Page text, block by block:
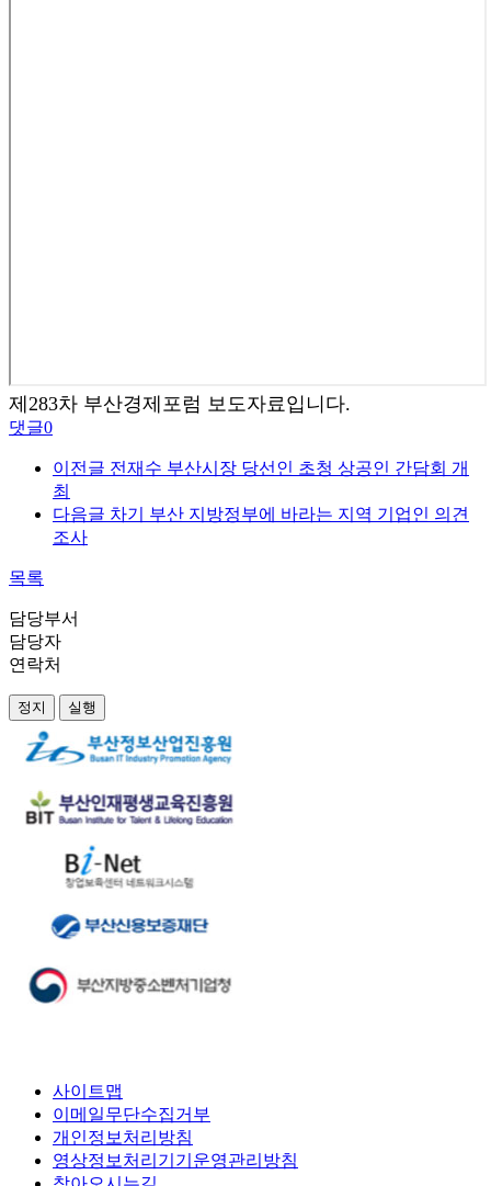
제283차 부산경제포럼 보도자료입니다.
댓글0
이전글 전재수 부산시장 당선인 초청 상공인 간담회 개
최
다음글 차기 부산 지방정부에 바라는 지역 기업인 의견
조사
목록
담당부서
담당자
연락처
정지 실행
사이트맵
이메일무단수집거부
개인정보처리방침
영상정보처리기기운영관리방침